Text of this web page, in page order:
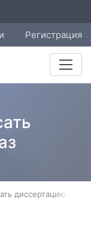
Регистрация
диссертацию на